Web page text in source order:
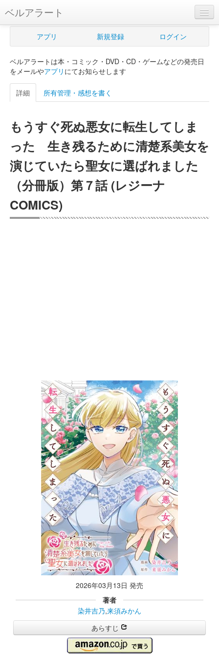
ベルアラート
ベルアラートとは
新規登録
ログイン
購入管理
Myシェルフ
プレミアム
アプリ 新規登録 ログイン
ベルアラートは本・コミック・DVD・CD・ゲームなどの発売日
をメールやアプリ にてお知らせします
詳細 所有管理・感想を書く
もうすぐ死ぬ悪女に転生してしま
った 生き残るために清楚系美女を
演じていたら聖女に選ばれました
（分冊版）第７話 (レジーナ
COMICS)
2026年03月13日 発売
著者
染井吉乃,来須みかん
あらすじ